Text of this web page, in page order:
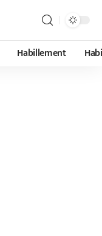
Habillement